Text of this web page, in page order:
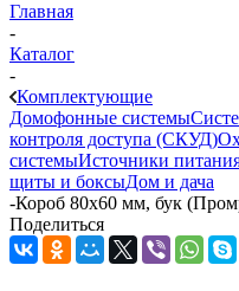
Главная
-
Каталог
-
Комплектующие
Домофонные системы
контроля доступа (СКУД)
системыИсточники
щиты и боксыДом и дача
-Короб 80х60 мм, бук
Поделиться